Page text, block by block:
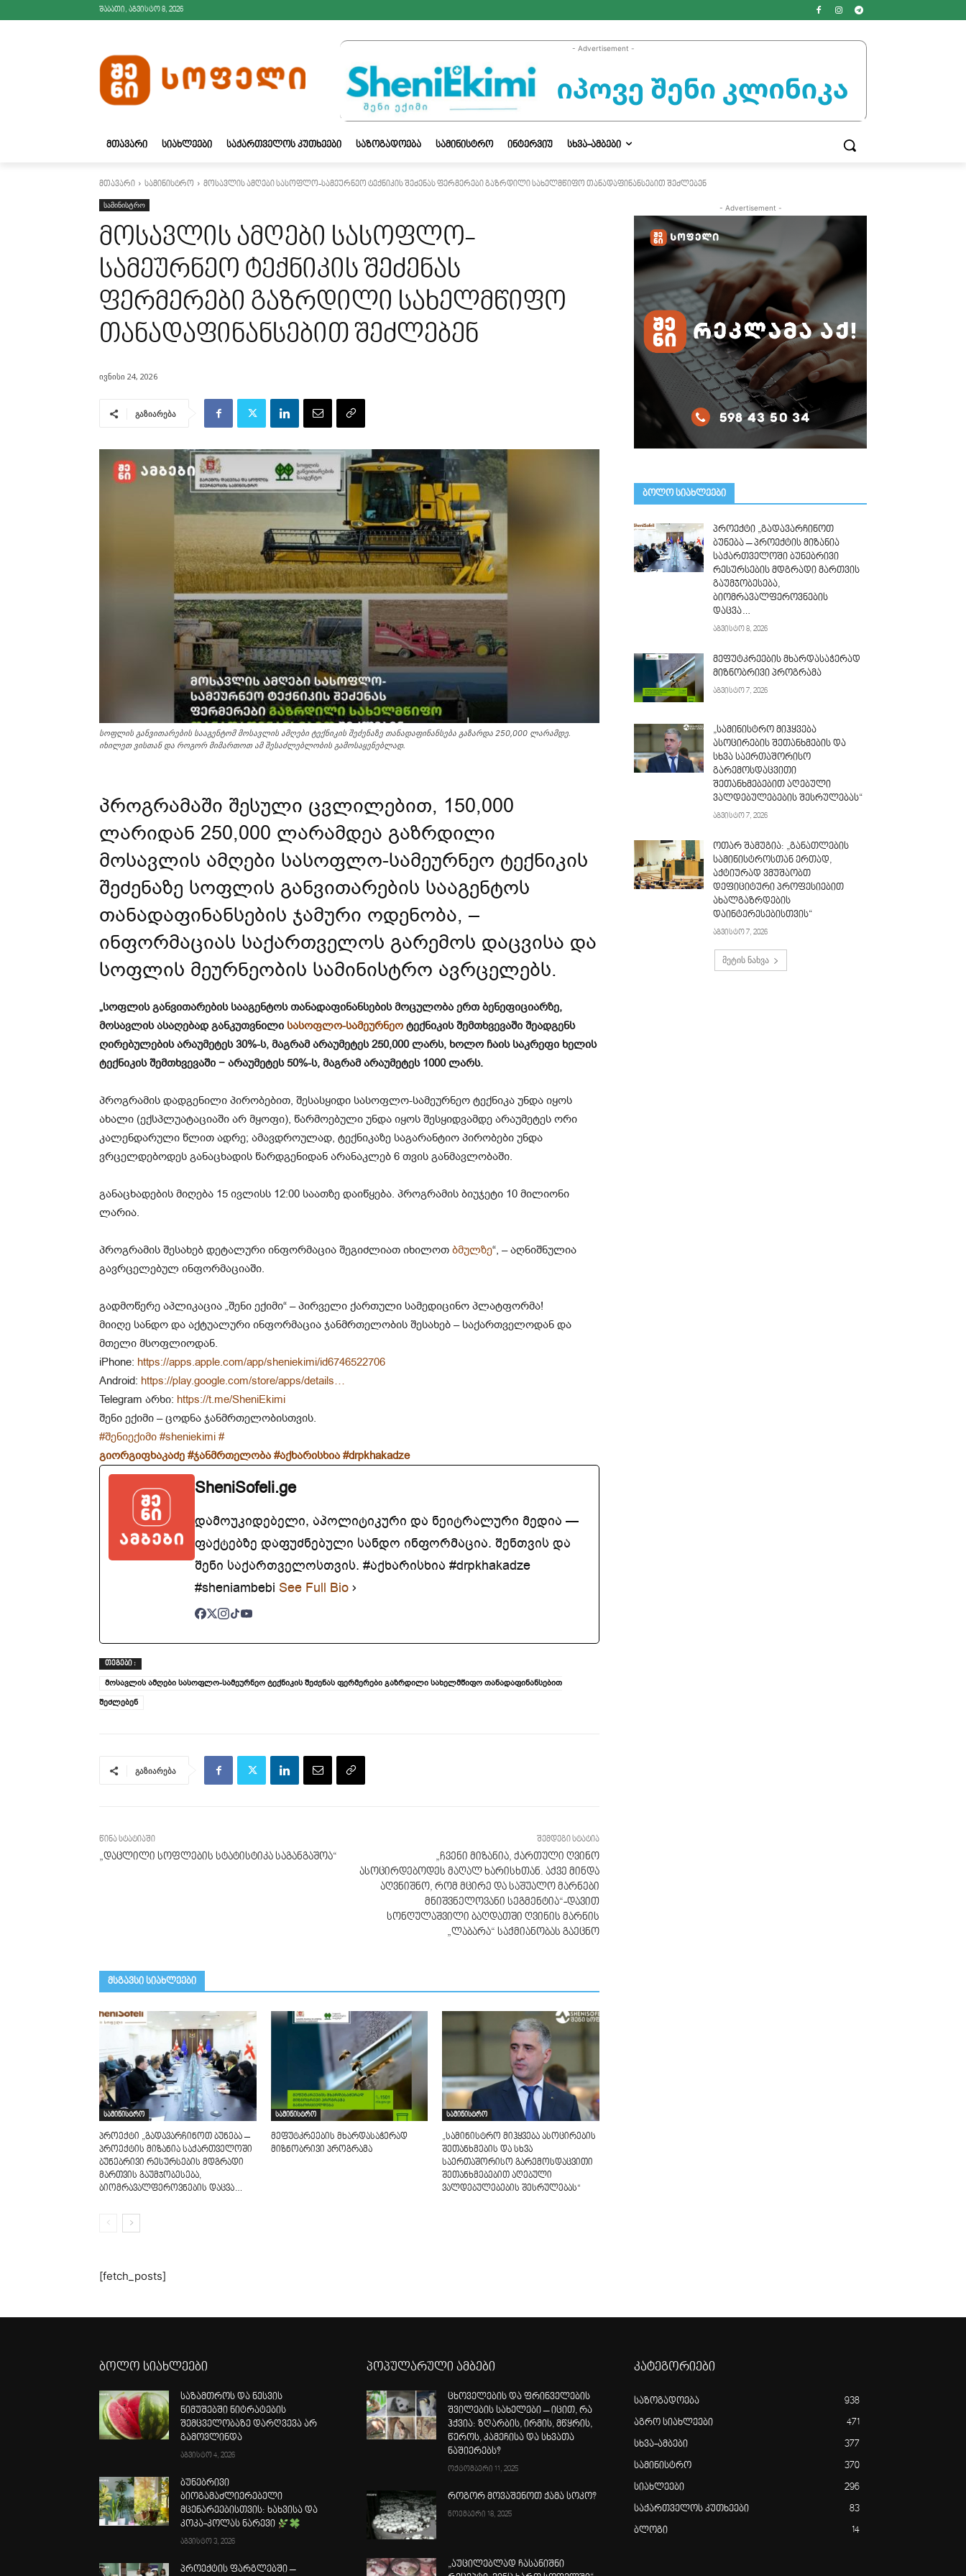
შაბათი, აგვისტო 8, 2026
- Advertisement -
ᲛᲗᲐᲕᲐᲠᲘ ᲡᲘᲐᲮᲚᲔᲔᲑᲘ ᲡᲐᲥᲐᲠᲗᲕᲔᲚᲝᲡ ᲙᲣᲗᲮᲔᲔᲑᲘ ᲡᲐᲖᲝᲒᲐᲓᲝᲔᲑᲐ ᲡᲐᲛᲘᲜᲘᲡᲢᲠᲝ ᲘᲜᲢᲔᲠᲕᲘᲣ ᲡᲮᲕᲐ-ᲐᲛᲑᲔᲑᲘ
მთავარი სამინისტრო მოსავლის ამღები სასოფლო-სამეურნეო ტექნიკის შეძენას ფერმერები გაზრდილი სახელმწიფო თანადაფინანსებით შეძლებენ
სამინისტრო
მოსავლის ამღები სასოფლო-
სამეურნეო ტექნიკის შეძენას
ფერმერები გაზრდილი სახელმწიფო
თანადაფინანსებით შეძლებენ
ივნისი 24, 2026
გაზიარება
სოფლის განვითარების სააგენტომ მოსავლის ამღები ტექნიკის შეძენაზე თანადაფინანსება გაზარდა 250,000 ლარამდე.
იხილეთ ვისთან და როგორ მიმართოთ ამ შესაძლებლობის გამოსაყენებლად.
პროგრამაში შესული ცვლილებით, 150,000
ლარიდან 250,000 ლარამდეა გაზრდილი
მოსავლის ამღები სასოფლო-სამეურნეო ტექნიკის
შეძენაზე სოფლის განვითარების სააგენტოს
თანადაფინანსების ჯამური ოდენობა, –
ინფორმაციას საქართველოს გარემოს დაცვისა და
სოფლის მეურნეობის სამინისტრო ავრცელებს.
„სოფლის განვითარების სააგენტოს თანადაფინანსების მოცულობა ერთ ბენეფიციარზე,
მოსავლის ასაღებად განკუთვნილი სასოფლო-სამეურნეოტექნიკის შემთხვევაში შეადგენს
ღირებულების არაუმეტეს 30%-ს, მაგრამ არაუმეტეს 250,000 ლარს, ხოლო ჩაის საკრეფი ხელის
ტექნიკის შემთხვევაში − არაუმეტეს 50%-ს, მაგრამ არაუმეტეს 1000 ლარს.
პროგრამის დადგენილი პირობებით, შესასყიდი სასოფლო-სამეურნეო ტექნიკა უნდა იყოს
ახალი (ექსპლუატაციაში არ მყოფი), წარმოებული უნდა იყოს შესყიდვამდე არაუმეტეს ორი
კალენდარული წლით ადრე; ამავდროულად, ტექნიკაზე საგარანტიო პირობები უნდა
ვრცელდებოდეს განაცხადის წარდგენიდან არანაკლებ 6 თვის განმავლობაში.
განაცხადების მიღება 15 ივლისს 12:00 საათზე დაიწყება. პროგრამის ბიუჯეტი 10 მილიონი
ლარია.
პროგრამის შესახებ დეტალური ინფორმაცია შეგიძლიათ იხილოთ ბმულზე“, – აღნიშნულია
გავრცელებულ ინფორმაციაში.
გადმოწერე აპლიკაცია „შენი ექიმი“ – პირველი ქართული სამედიცინო პლატფორმა!
მიიღე სანდო და აქტუალური ინფორმაცია ჯანმრთელობის შესახებ – საქართველოდან და
მთელი მსოფლიოდან.
iPhone: https://apps.apple.com/app/sheniekimi/id6746522706
Android: https://play.google.com/store/apps/details…
Telegram არხი: https://t.me/SheniEkimi
შენი ექიმი – ცოდნა ჯანმრთელობისთვის.
#შენიექიმი #sheniekimi #
გიორგიფხაკაძე #ჯანმრთელობა #აქხარისხია #drpkhakadze
SheniSofeli.ge
დამოუკიდებელი, აპოლიტიკური და ნეიტრალური მედია —
ფაქტებზე დაფუძნებული სანდო ინფორმაცია. შენთვის და
შენი საქართველოსთვის. #აქხარისხია #drpkhakadze
#sheniambebi See Full Bio
ᲗᲔᲒᲔᲑᲘ :
მოსავლის ამღები სასოფლო-სამეურნეო ტექნიკის შეძენას ფერმერები გაზრდილი სახელმწიფო თანადაფინანსებით
შეძლებენ
გაზიარება
წინა სტატიაში
„დაცლილი სოფლების სტატისტიკა საგანგაშოა“
შემდეგი სტატია
„ჩვენი მიზანია, ქართული ღვინო
ასოცირდებოდეს მაღალ ხარისხთან. აქვე მინდა
აღვნიშნო, რომ მცირე და საშუალო მარნები
მნიშვნელოვანი სეგმენტია“-დავით
სონღულაშვილი ბაღდათში ღვინის მარნის
„ლაბარა“ საქმიანობას გაეცნო
მსგავსი სიახლეები
სამინისტრო
პროექტი „გადავარჩინოთ ბუნება –
პროექტის მიზანია საქართველოში
ბუნებრივი რესურსების მდგრადი
მართვის გაუმჯობესება,
ბიომრავალფეროვნების დაცვა…
სამინისტრო
მეფუტკრეების მხარდასაჭერად
მიზნობრივი პროგრამა
სამინისტრო
„სამინისტრო მიჰყვება ასოცირების
შეთანხმების და სხვა
საერთაშორისო გარემოსდაცვითი
შეთანხმებებით აღებული
ვალდებულებების შესრულებას“
[fetch_posts]
- Advertisement -
ᲑᲝᲚᲝ ᲡᲘᲐᲮᲚᲔᲔᲑᲘ
პროექტი „გადავარჩინოთ
ბუნება – პროექტის მიზანია
საქართველოში ბუნებრივი
რესურსების მდგრადი მართვის
გაუმჯობესება,
ბიომრავალფეროვნების
დაცვა…
აგვისტო 8, 2026
მეფუტკრეების მხარდასაჭერად
მიზნობრივი პროგრამა
აგვისტო 7, 2026
„სამინისტრო მიჰყვება
ასოცირების შეთანხმების და
სხვა საერთაშორისო
გარემოსდაცვითი
შეთანხმებებით აღებული
ვალდებულებების შესრულებას“
აგვისტო 7, 2026
ოთარ შამუგია: „განათლების
სამინისტროსთან ერთად,
აქტიურად ვმუშაობთ
დეფიციტური პროფესიებით
ახალგაზრდების
დაინტერესებისთვის“
აგვისტო 7, 2026
მეტის ნახვა
ბოლო სიახლეები
საზამთროს და ნესვის
ნიმუშებში ნიტრატების
შემცველობაზე დარღვევა არ
გამოვლინდა
აგვისტო 4, 2026
ბუნებრივი
ბიოგამაძლიერებელი
მცენარეებისთვის: ხახვისა და
კოკა-კოლას ნარევი
აგვისტო 3, 2026
პროექტის ფარგლებში –
პოპულარული ამბები
ცხოველების და ფრინველების
შვილების სახელები – იცით, რა
ჰქვია: ზღარბის, ირმის, მწყრის,
წეროს, კამეჩისა და სხვათა
ნაშიერებს?
ოქტომბერი 11, 2025
როგორ მოვაშენოთ ქამა სოკო?
ნოემბერი 18, 2025
„აუცილებლად ჩასანიშნი
კატეგორიები
საზოგადოება 938
აგრო სიახლეები 471
სხვა-ამბები 377
სამინისტრო 370
სიახლეები 296
საქართველოს კუთხეები 83
ბლოგი 14